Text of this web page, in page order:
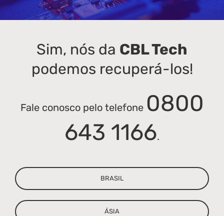
Recuperação de Dados
Outros Serviços
Parceria
Contato
Sim, nós da CBL Tech
podemos recuperá-los!
Fale conosco pelo telefone 0800
643 1166.
BRASIL
ÁSIA